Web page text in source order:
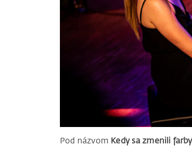
Pod názvom Kedy sa zmenili